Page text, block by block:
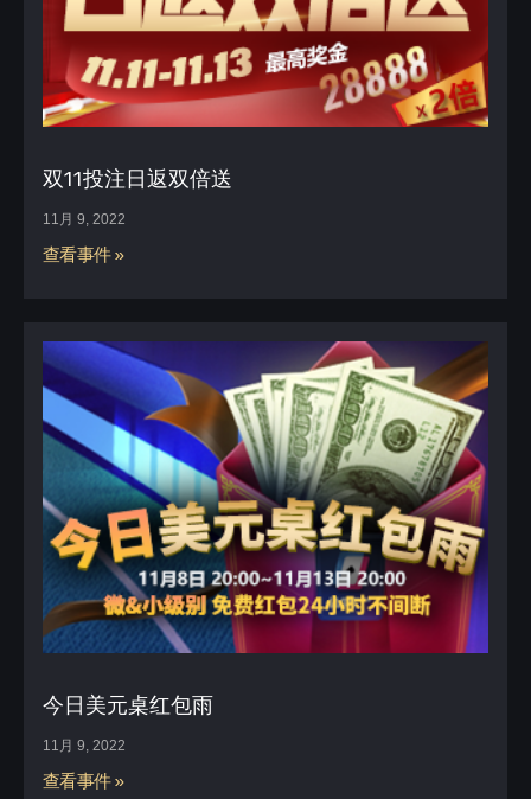
双11投注日返双倍送
11月 9, 2022
查看事件 »
今日美元桌红包雨
11月 9, 2022
查看事件 »